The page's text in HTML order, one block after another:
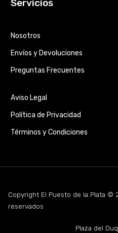
Servicios
Nosotros
Envíos y Devoluciones
Preguntas Frecuentes
Aviso Legal
Política de Privacidad
Términos y Condiciones
Copyright El Puesto de la Plata ©
reservados
Plaza del